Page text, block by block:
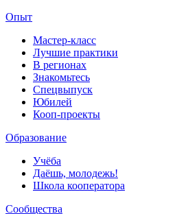
Опыт
Мастер-класс
Лучшие практики
В регионах
Знакомьтесь
Спецвыпуск
Юбилей
Кооп-проекты
Образование
Учёба
Даёшь, молодежь!
Школа кооператора
Сообщества